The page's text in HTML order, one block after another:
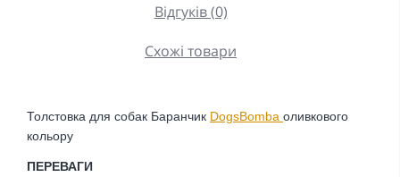
Відгуків (0)
Схожі товари
Толстовка для собак Баранчик DogsBomba оливкового
кольору
ПЕРЕВАГИ